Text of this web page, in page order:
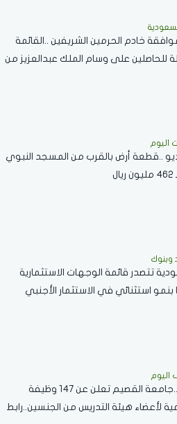
خادم الحرمين الشريفين ..القائمة
للحاصلين على وسام الملك عبدالعزيز من
اليوم
..قطعة أرض بالقرب من المسجد النبوي
وبنوك
تتصدر قائمة الوجهات الاستثمارية
بنمو استثنائي في الاستثمار الأجنبي
اليوم
عاجل..جامعة القصيم تعلن عن 147 وظيفة
لأعضاء هيئة التدريس من الجنسين..رابط